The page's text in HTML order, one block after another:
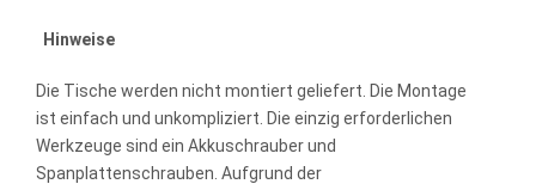
Hinweise
Die Tische werden nicht montiert geliefert. Die Montage
ist einfach und unkompliziert. Die einzig erforderlichen
Werkzeuge sind ein Akkuschrauber und
Spanplattenschrauben. Aufgrund der